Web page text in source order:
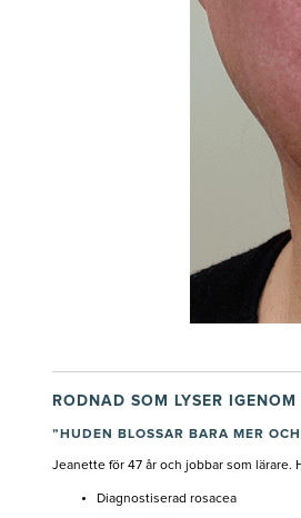
RODNAD SOM LYSER
”HUDEN BLOSSAR BARA MER OCH
Jeanette för 47 år och jobbar som lärare.
Diagnostiserad rosacea